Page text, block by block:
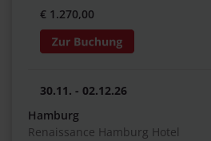
€ 1.270,00
30.11. - 02.12.26
Hamburg
Renaissance Hamburg Hotel